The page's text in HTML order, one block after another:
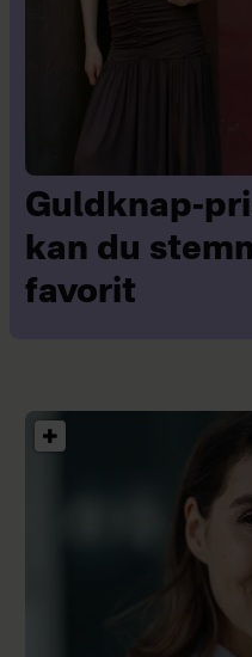
Guldknap-
kan du
favorit